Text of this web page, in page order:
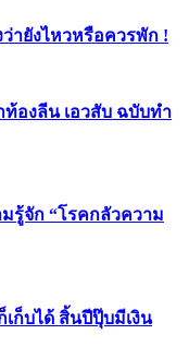
ว่ายังไหวหรือควรพัก !
ท้องลีน เอวสับ ฉบับทำ
รู้จัก “โรคกลัวความ
เก็บได้ สิ้นปีปุ๊บมีเงิน